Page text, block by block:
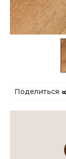
Поделиться